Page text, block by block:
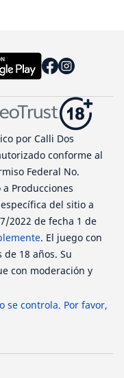
por Calli Dos
conforme al
Federal No.
a Producciones
del sitio a
2022 de fecha 1 de
. El juego con
18 años. Su
con moderación y
se controla. Por favor,